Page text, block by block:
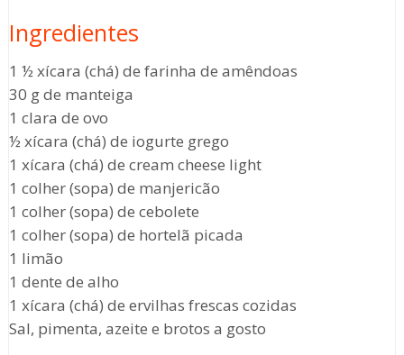
Ingredientes
1 ½ xícara (chá) de farinha de amêndoas
30 g de manteiga
1 clara de ovo
½ xícara (chá) de iogurte grego
1 xícara (chá) de cream cheese light
1 colher (sopa) de manjericão
1 colher (sopa) de cebolete
1 colher (sopa) de hortelã picada
1 limão
1 dente de alho
1 xícara (chá) de ervilhas frescas cozidas
Sal, pimenta, azeite e brotos a gosto